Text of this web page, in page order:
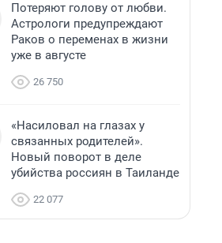
Потеряют голову от любви.
Астрологи предупреждают
Раков о переменах в жизни
уже в августе
26 750
«Насиловал на глазах у
связанных родителей».
Новый поворот в деле
убийства россиян в Таиланде
22 077